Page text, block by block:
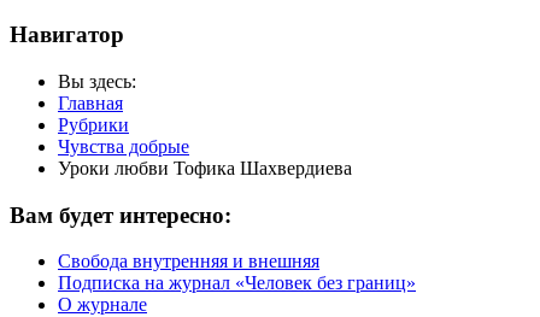
Навигатор
Вы здесь:
Главная
Рубрики
Чувства добрые
Уроки любви Тофика Шахвердиева
Вам будет интересно:
Свобода внутренняя и внешняя
Подписка на журнал «Человек без границ»
О журнале